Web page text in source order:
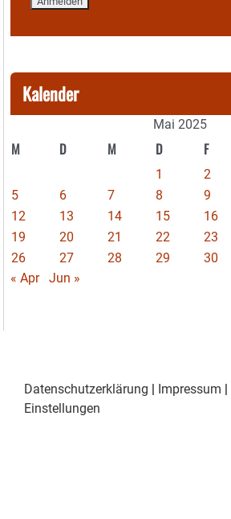
Kalender
Mai 2025
M D M D F
1 2
5
6 7 8 9
12
13 14 15 16
19
20 21 22 23
26
27 28 29 30
« Apr
Jun »
Datenschutzerklärung Impressum
Einstellungen